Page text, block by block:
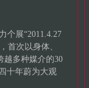
个展“2011.4.27
首次以身体、
越多种媒介的30
十年蔚为大观